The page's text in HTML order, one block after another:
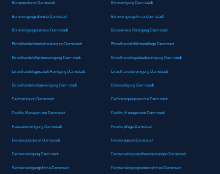
Büroputzdienst Darmstadt Büroreinigung Darmstadt
Büroreinigungsdienste Darmstadt Büroreinigungsfirma Darmstadt
Büroreinigungsservice Darmstadt Büroservice Reinigung Darmstadt
Einzelhandelsbetriebsreinigung Darmstadt Einzelhandelsflächenpflege Darmstadt
Einzelhandelsflächenreinigung Darmstadt Einzelhandelsgebäudereinigung Darmstadt
Einzelhandelsgeschäft Reinigung Darmstadt Einzelhandelsreinigung Darmstadt
Einzelhandelsshopreinigung Darmstadt Eisbeseitigung Darmstadt
Fachreinigung Darmstadt Fachreinigungsservice Darmstadt
Facility Management Darmstadt Facility Management Darmstadt
Fassadenreinigung Darmstadt Fensterpflege Darmstadt
Fensterputzdienst Darmstadt Fensterputzen Darmstadt
Fensterreinigung Darmstadt Fensterreinigungsdienstleistungen Darmstadt
Fensterreinigungsfirma Darmstadt Fensterreinigungsunternehmen Darmstadt